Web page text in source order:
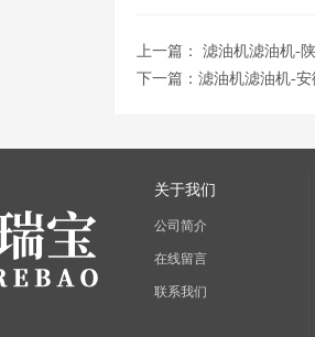
上一篇： 滤油机滤油机-
下一篇： 滤油机滤油机-安
关于我们
公司简介
在线留言
联系我们